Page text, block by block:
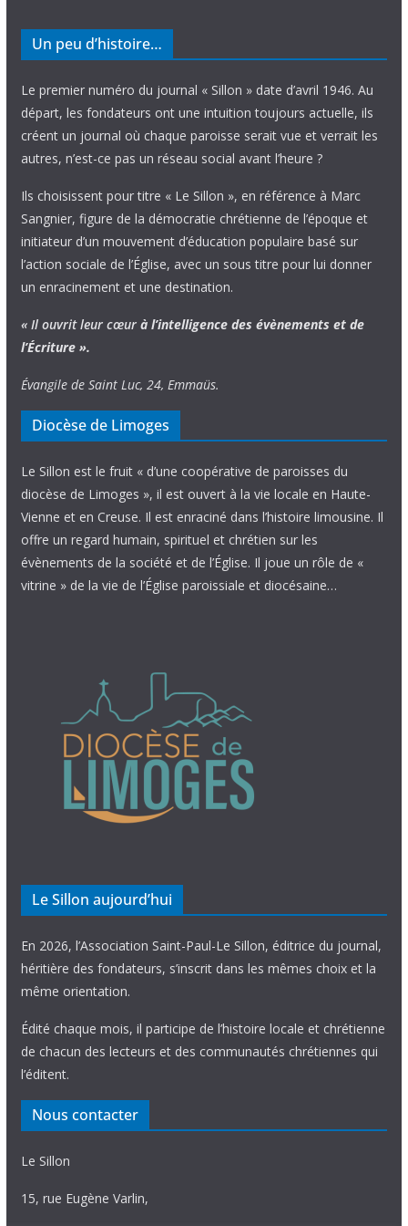
Un peu d’histoire…
Le premier numéro du journal « Sillon » date d’avril 1946. Au
départ, les fondateurs ont une intuition toujours actuelle, ils
créent un journal où chaque paroisse serait vue et verrait les
autres, n’est-ce pas un réseau social avant l’heure ?
Ils choisissent pour titre « Le Sillon », en référence à Marc
Sangnier, figure de la démocratie chrétienne de l’époque et
initiateur d’un mouvement d’éducation populaire basé sur
l’action sociale de l’Église, avec un sous titre pour lui donner
un enracinement et une destination.
« Il ouvrit leur cœur à l’intelligence des évènements et de
l’Écriture ».
Évangile de Saint Luc, 24, Emmaüs.
Diocèse de Limoges
Le Sillon est le fruit « d’une coopérative de paroisses du
diocèse de Limoges », il est ouvert à la vie locale en Haute-
Vienne et en Creuse. Il est enraciné dans l’histoire limousine. Il
offre un regard humain, spirituel et chrétien sur les
évènements de la société et de l’Église. Il joue un rôle de «
vitrine » de la vie de l’Église paroissiale et diocésaine…
Le Sillon aujourd’hui
En 2026, l’Association Saint-Paul-Le Sillon, éditrice du journal,
héritière des fondateurs, s’inscrit dans les mêmes choix et la
même orientation.
Édité chaque mois, il participe de l’histoire locale et chrétienne
de chacun des lecteurs et des communautés chrétiennes qui
l’éditent.
Nous contacter
Le Sillon
15, rue Eugène Varlin,